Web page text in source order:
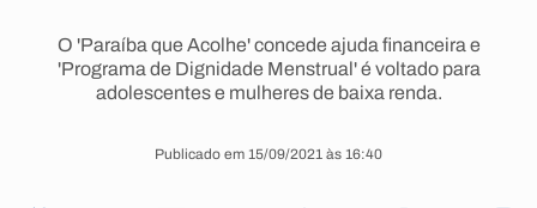
O 'Paraíba que Acolhe' concede ajuda financeira e
'Programa de Dignidade Menstrual' é voltado para
adolescentes e mulheres de baixa renda.
Publicado em 15/09/2021 às 16:40